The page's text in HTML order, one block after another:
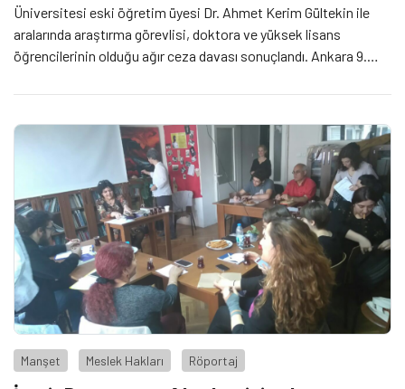
Üniversitesi eski öğretim üyesi Dr. Ahmet Kerim Gültekin ile
aralarında araştırma görevlisi, doktora ve yüksek lisans
öğrencilerinin olduğu ağır ceza davası sonuçlandı. Ankara 9.
üyeliği, örgüt propagandası, kamu malına zarar, görevli memura
direnme gibi suçlamalarla verilen cezalarda, Devrimci Halkçı
Yerel Yönetimler Sempozyumu'na katılmak, Demokratik Haklar
Federasyonu’na üye olmak, KESK-DİSK-TMMOB-TTB’nin
düzenlediği mitinglere katılmak delil sayıldı. Toplamda 121 yıl
ceza verilen davada ağırlıkla akademisyenler ve doktora -
yüksek lisans öğrencileri bulunuyor. Kararı ceza alan
akademisyenler ve dava avukatı Tünay Cengiz değerlendirdi.
Manşet Meslek Hakları Röportaj